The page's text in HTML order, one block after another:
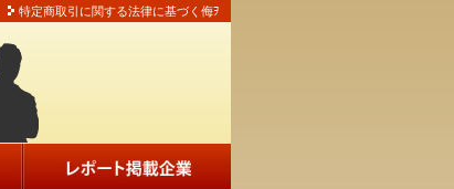
特定商取引に関する法律に基づく侮ｦ